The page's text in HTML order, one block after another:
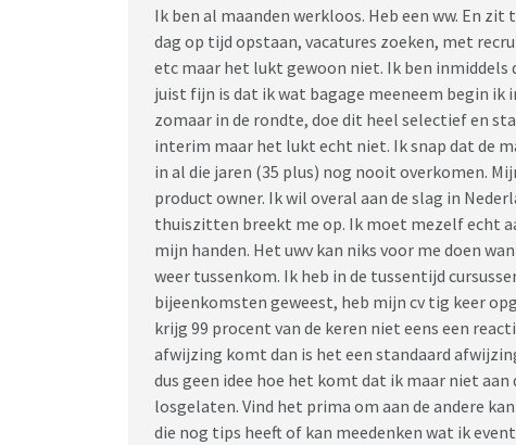
Ik ben al maanden werkloos. Heb een ww. En
dag op tijd opstaan, vacatures zoeken, met
etc maar het lukt gewoon niet. Ik ben inmiddels
juist fijn is dat ik wat bagage meeneem begin
zomaar in de rondte, doe dit heel selectief en
interim maar het lukt echt niet. Ik snap dat de
in al die jaren (35 plus) nog nooit overkomen.
product owner. Ik wil overal aan de slag in
thuiszitten breekt me op. Ik moet mezelf echt
mijn handen. Het uwv kan niks voor me doen
weer tussenkom. Ik heb in de tussentijd
bijeenkomsten geweest, heb mijn cv tig keer
krijg 99 procent van de keren niet eens een
afwijzing komt dan is het een standaard
dus geen idee hoe het komt dat ik maar niet
losgelaten. Vind het prima om aan de andere
die nog tips heeft of kan meedenken wat ik